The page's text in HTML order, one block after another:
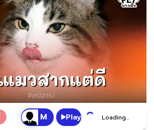
Play Loading...